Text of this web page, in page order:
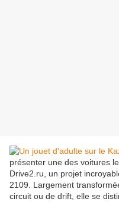
présenter une des voitures
Drive2.ru, un projet
2109. Largement
circuit ou de drift, elle se